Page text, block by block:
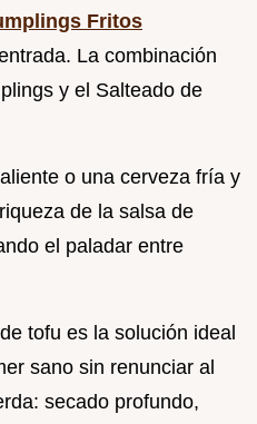
Fritos
La combinación
y el Salteado de
o una cerveza fría y
de la salsa de
el paladar entre
tofu es la solución ideal
sano sin renunciar al
secado profundo,